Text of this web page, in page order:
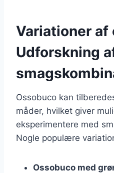
Variationer af
Udforskning
Ossobuco kan
måder, hvilket giver
eksperimentere med
Nogle populære
Ossobuco med